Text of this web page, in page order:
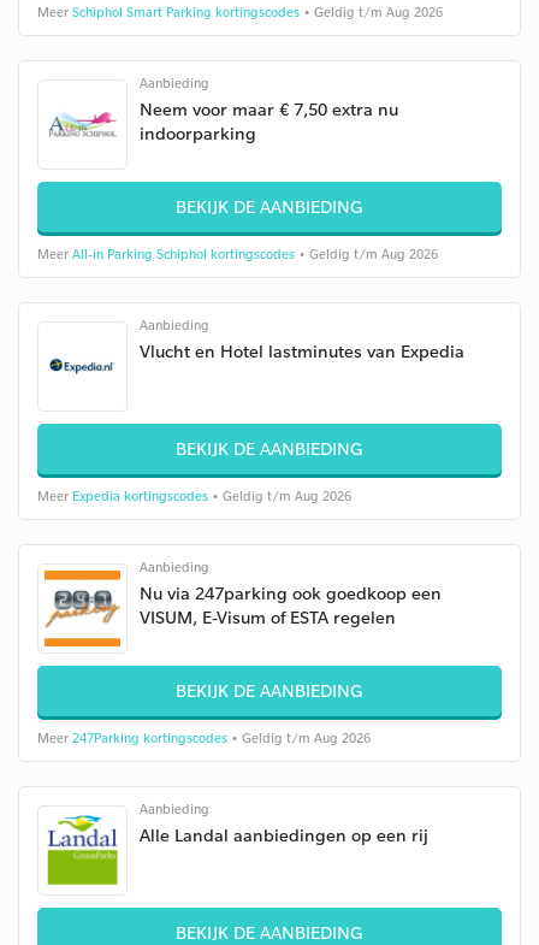
Meer Schiphol Smart Parking kortingscodes • Geldig t/m Aug 2026
Aanbieding
Neem voor maar € 7,50 extra nu
indoorparking
BEKIJK DE AANBIEDING
Meer All-in Parking Schiphol kortingscodes • Geldig t/m Aug 2026
Aanbieding
Vlucht en Hotel lastminutes van Expedia
BEKIJK DE AANBIEDING
Meer Expedia kortingscodes • Geldig t/m Aug 2026
Aanbieding
Nu via 247parking ook goedkoop een
VISUM, E-Visum of ESTA regelen
BEKIJK DE AANBIEDING
Meer 247Parking kortingscodes • Geldig t/m Aug 2026
Aanbieding
Alle Landal aanbiedingen op een rij
BEKIJK DE AANBIEDING